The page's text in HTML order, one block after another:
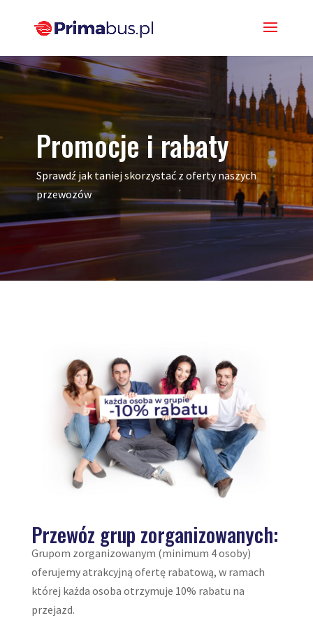
Promocje i rabaty
Sprawdź jak taniej skorzystać z oferty naszych
przewozów
Przewóz grup zorganizowanych:
Grupom zorganizowanym (minimum 4 osoby)
oferujemy atrakcyjną ofertę rabatową, w ramach
której każda osoba otrzymuje 10% rabatu na
przejazd.